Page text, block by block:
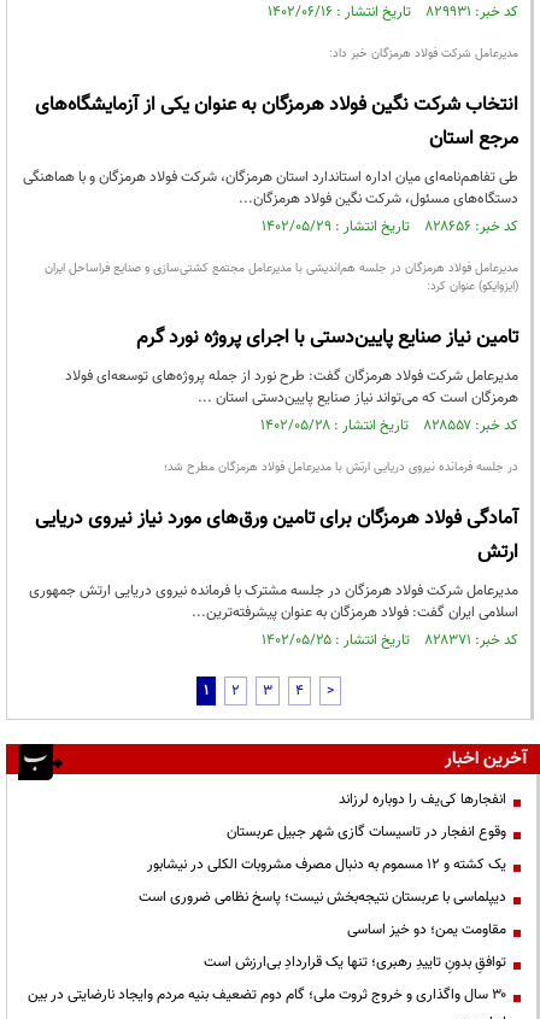
کد خبر: ۸۲۹۹۳۱ تاریخ انتشار : ۱۴۰۲/۰۶/۱۶
مدیرعامل شرکت فولاد هرمزگان خبر داد:
انتخاب شرکت نگین فولاد هرمزگان به عنوان یکی از آزمایشگاه‌های
مرجع استان
طی تفاهم‌نامه‌ای میان اداره استاندارد استان هرمزگان، شرکت فولاد هرمزگان و با هماهنگی
دستگاه‌های مسئول، شرکت نگین فولاد هرمزگان...
کد خبر: ۸۲۸۶۵۶ تاریخ انتشار : ۱۴۰۲/۰۵/۲۹
مدیرعامل فولاد هرمزگان در جلسه هم‌اندیشی با مدیرعامل مجتمع کشتی‌سازی و صنایع فراساحل ایران
(ایزوایکو) عنوان کرد:
تامین نیاز صنایع پایین‌دستی با اجرای پروژه نورد گرم
مدیرعامل شرکت فولاد هرمزگان گفت: طرح نورد از جمله پروژه‌های توسعه‌ای فولاد
هرمزگان است که می‌تواند نیاز صنایع پایین‌دستی استان ...
کد خبر: ۸۲۸۵۵۷ تاریخ انتشار : ۱۴۰۲/۰۵/۲۸
در جلسه فرمانده نیروی دریایی ارتش با مدیرعامل فولاد هرمزگان مطرح شد؛
آمادگی فولاد هرمزگان برای تامین ورق‌های مورد نیاز نیروی دریایی
ارتش
مدیرعامل شرکت فولاد هرمزگان در جلسه مشترک با فرمانده نیروی دریایی ارتش جمهوری
اسلامی ایران گفت: فولاد هرمزگان به عنوان پیشرفته‌ترین...
کد خبر: ۸۲۸۳۷۱ تاریخ انتشار : ۱۴۰۲/۰۵/۲۵
1 2 3 4 >
آخرین اخبار
انفجارها کی‌یف را دوباره لرزاند
وقوع انفجار در تاسیسات گازی شهر جبیل عربستان
یک کشته و ۱۲ مسموم به دنبال مصرف مشروبات الکلی در نیشابور
دیپلماسی با عربستان نتیجه‌بخش نیست؛ پاسخ نظامی ضروری است
مقاومت یمن؛ دو خیز اساسی
توافقِ بدونِ تاییدِ رهبری؛ تنها یک قراردادِ بی‌ارزش است
۳۰ سال واگذاری و خروج ثروت ملی؛ گام دوم تضعیف بنیه مردم وایجاد نارضایتی در بین